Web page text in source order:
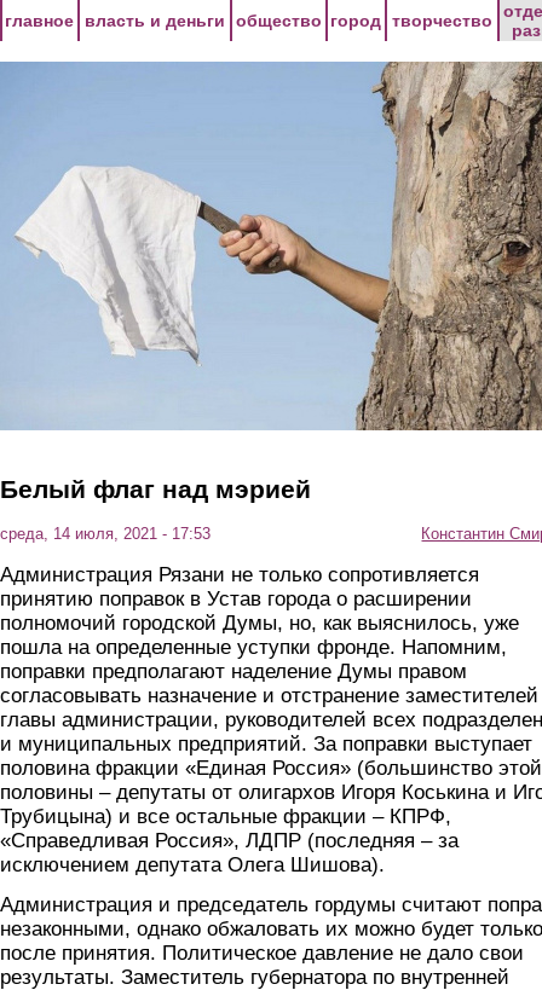
главное власть и деньги общество город творчество
Белый флаг над мэрией
среда, 14 июля, 2021 - 17:53 Константин
Администрация Рязани не только сопротивляется
принятию поправок в Устав города о расширении
полномочий городской Думы, но, как выяснилось, уже
пошла на определенные уступки фронде. Напомним,
поправки предполагают наделение Думы правом
согласовывать назначение и отстранение заместителей
главы администрации, руководителей всех
и муниципальных предприятий. За поправки выступает
половина фракции «Единая Россия» (большинство этой
половины – депутаты от олигархов Игоря Коськина и
Трубицына) и все остальные фракции – КПРФ,
«Справедливая Россия», ЛДПР (последняя – за
исключением депутата Олега Шишова).
Администрация и председатель гордумы считают
незаконными, однако обжаловать их можно будет только
после принятия. Политическое давление не дало свои
результаты. Заместитель губернатора по внутренней